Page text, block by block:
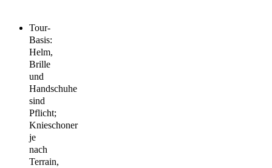
Tour-
Basis:
Helm,
Brille
und
Handschuhe
sind
Pflicht;
Knieschoner
je
nach
Terrain,